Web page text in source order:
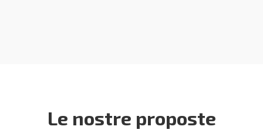
Le nostre proposte